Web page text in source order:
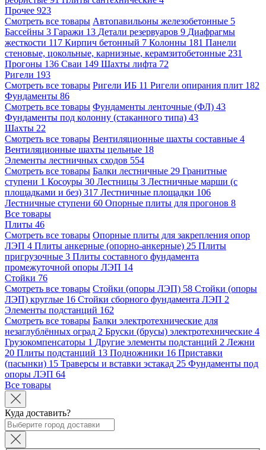
Прочее 923
Смотреть все товары Автопавильоны железобетонные 5
Бассейны 3 Гаражи 13 Детали резервуаров 9 Диафрагмы
жесткости 117 Кирпич бетонный 7 Колонны 181 Панели
стеновые, цокольные, карнизные, керамзитобетонные 231
Прогоны 136 Сваи 149 Шахты лифта 72
Ригели 193
Смотреть все товары Ригели ИБ 11 Ригели опирания плит 182
Фундаменты 86
Смотреть все товары Фундаменты ленточные (ФЛ) 43
Фундаменты под колонну (стаканного типа) 43
Шахты 22
Смотреть все товары Вентиляционные шахты составные 4
Вентиляционные шахты цельные 18
Элементы лестничных сходов 554
Смотреть все товары Балки лестничные 29 Гранитные
ступени 1 Косоуры 30 Лестницы 3 Лестничные марши (с
площадками и без) 317 Лестничные площадки 106
Лестничные ступени 60 Опорные плиты для прогонов 8
Все товары
Плиты 46
Смотреть все товары Опорные плиты для закрепления опор
ЛЭП 4 Плиты анкерные (опорно-анкерные) 25 Плиты
пригрузочные 3 Плиты составного фундамента
промежуточной опоры ЛЭП 14
Стойки 76
Смотреть все товары Стойки (опоры ЛЭП) 58 Стойки (опоры
ЛЭП) круглые 16 Стойки сборного фундамента ЛЭП 2
Элементы подстанций 162
Смотреть все товары Балки электротехнические для
незаглублённых оград 2 Бруски (брусы) электротехнические 4
Грузокомпенсаторы 1 Другие элементы подстанций 2 Лежни
20 Плиты подстанций 13 Подножники 16 Приставки
(пасынки) 15 Траверсы и вставки эстакад 25 Фундаменты под
опоры ЛЭП 64
Все товары
Куда доставить?